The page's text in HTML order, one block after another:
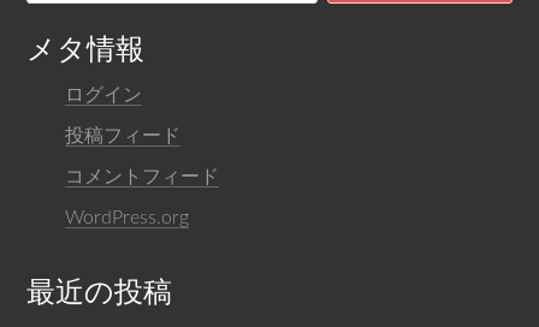
メタ情報
ログイン
投稿フィード
コメントフィード
WordPress.org
最近の投稿